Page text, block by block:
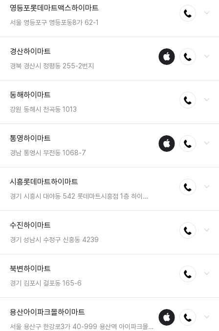
팩스 : 050-2222-0208
영업시간 : 금일 10:30~20:30
영등포롯데마트맥스하이마트
서울 영등포구 영등포동8가 62-1
전화연결
팩스 : 050-2333-1298
영업시간 : 금일 10:00~22:00
경산하이마트
경북 경산시 정평동 255-2번지
애플
수리
전화연결
팩스 : 050-2222-1667
영업시간 : 금일 10:30~20:30
동해하이마트
강원 동해시 천곡동 1013
전화연결
팩스 : 050-2222-1149
영업시간 : 금일 10:30~20:30
통영하이마트
경남 통영시 무전동 1068-7
애플
수리
전화연결
팩스 : 050-2222-1810
영업시간 : 금일 10:30~20:30
시흥롯데마트하이마트
경기 시흥시 대야동 542 롯데마트시흥점 1층 하이마트
전화연결
팩스 : 050-2333-1320
영업시간 : 금일 10:00~22:00
수진하이마트
경기 성남시 수정구 신흥동 4239
전화연결
팩스 : 050-2222-1057
영업시간 : 금일 10:30~20:30
북변하이마트
경기 김포시 걸포동 165-6
전화연결
팩스 : 050-2222-0389
영업시간 : 금일 10:30~20:30
용산아이파크몰하이마트
서울 용산구 한강로3가 40-999 용산역 아이파크몰 리빙파크 4층
애플
수리
전화연결